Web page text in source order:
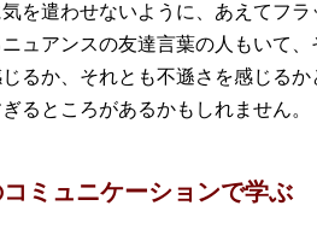
を遣わせないように、あえてフ
ュアンスの友達言葉の人もいて
るか、それとも不遜さを感じる
るところがあるかもしれません。
ミュニケーションで学ぶ